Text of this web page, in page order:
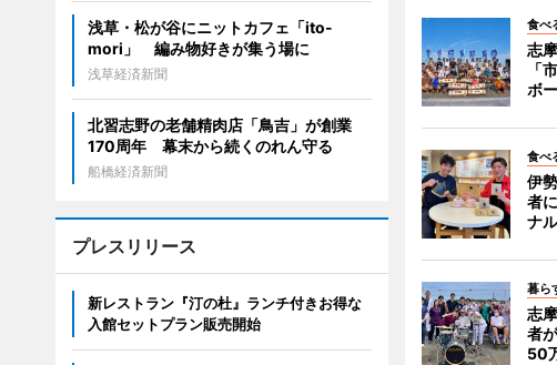
食べ
志
「
ボ
食べ
伊
者
ナ
暮ら
志
者
50
浅草・松が谷にニットカフェ「ito-
mori」 編み物好きが集う場に
浅草経済新聞
北習志野の老舗精肉店「鳥吉」が創業
170周年 幕末から続くのれん守る
船橋経済新聞
プレスリリース
新レストラン『汀の杜』ランチ付きお得な
入館セットプラン販売開始